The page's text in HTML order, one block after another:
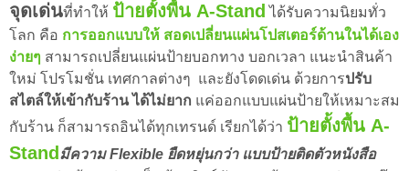
จุดเด่นที่ทำให้ ป้ายตั้งพื้น A-Stand ได้รับความนิยมทั่ว
โลก คือ การออกแบบให้ สอดเปลี่ยนแผ่นโปสเตอร์ด้านในได้เอง
ง่ายๆ สามารถเปลี่ยนแผ่นป้ายบอกทาง บอกเวลา แนะนำสินค้า
ใหม่ โปรโมชั่น เทศกาลต่างๆ และยังโดดเด่น ด้วยการปรับ
สไตล์ให้เข้ากับร้าน ได้ไม่ยาก แค่ออกแบบแผ่นป้ายให้เหมาะสม
กับร้าน ก็สามารถอินได้ทุกเทรนด์ เรียกได้ว่า ป้ายตั้งพื้น A-
Stand มีความ Flexible ยืดหยุ่นกว่า แบบป้ายติดตัวหนังสือ